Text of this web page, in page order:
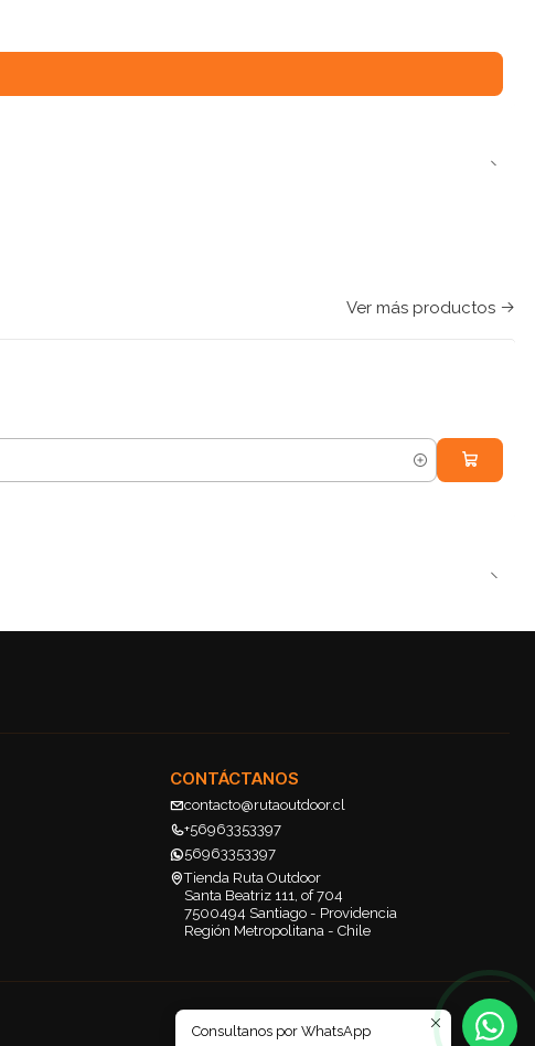
Ver más productos
CONTÁCTANOS
contacto@rutaoutdoor.cl
+56963353397
56963353397
Tienda Ruta Outdoor
Santa Beatriz 111, of 704
7500494 Santiago - Providencia
Región Metropolitana - Chile
Consultanos por WhatsApp